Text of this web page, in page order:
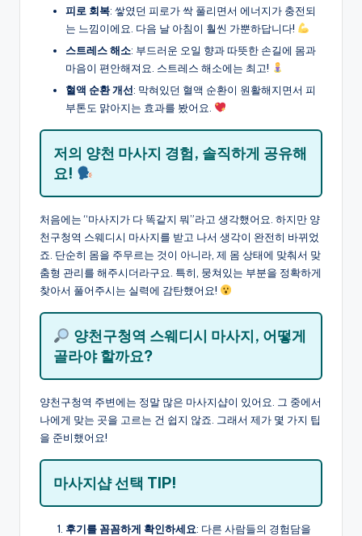
피로 회복: 쌓였던 피로가 싹 풀리면서 에너지가 충전되
는 느낌이에요. 다음 날 아침이 훨씬 가뿐하답니다!
스트레스 해소: 부드러운 오일 향과 따뜻한 손길에 몸과
마음이 편안해져요. 스트레스 해소에는 최고!
혈액 순환 개선: 막혀있던 혈액 순환이 원활해지면서 피
부톤도 맑아지는 효과를 봤어요.
저의 양천 마사지 경험, 솔직하게 공유해
요!
처음에는 “마사지가 다 똑같지 뭐”라고 생각했어요. 하지만 양
천구청역 스웨디시 마사지를 받고 나서 생각이 완전히 바뀌었
죠. 단순히 몸을 주무르는 것이 아니라, 제 몸 상태에 맞춰서 맞
춤형 관리를 해주시더라구요. 특히, 뭉쳐있는 부분을 정확하게
찾아서 풀어주시는 실력에 감탄했어요!
양천구청역 스웨디시 마사지, 어떻게
골라야 할까요?
양천구청역 주변에는 정말 많은 마사지샵이 있어요. 그 중에서
나에게 맞는 곳을 고르는 건 쉽지 않죠. 그래서 제가 몇 가지 팁
을 준비했어요!
마사지샵 선택 TIP!
후기를 꼼꼼하게 확인하세요: 다른 사람들의 경험담을